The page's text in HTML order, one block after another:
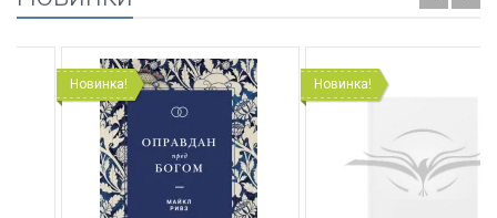
Новинка! Новинка!